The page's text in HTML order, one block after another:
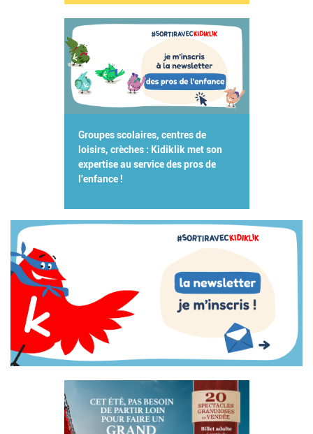
Groupes scolaires, centres de
loisirs, crèches : Kidiklik met son
expertise au service des pros de
l'enfance !